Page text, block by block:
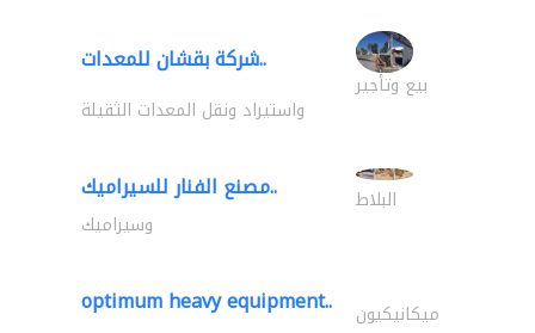
شركة بقشان للمعدات..
بيع وتأجير
واستيراد ونقل المعدات الثقيلة
مصنع الفنار للسيراميك.. البلاط
وسيراميك
optimum heavy equipment.. ميكانيكيون